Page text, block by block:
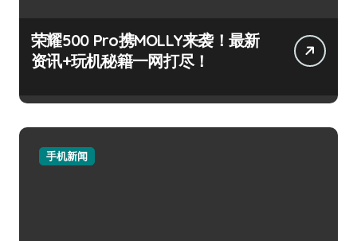
荣耀500 Pro携MOLLY来袭！最新
资讯+玩机秘籍一网打尽！
手机新闻